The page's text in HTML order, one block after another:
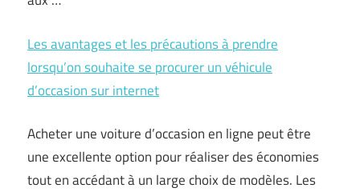
Les avantages et les précautions à prendre
lorsqu’on souhaite se procurer un véhicule
d’occasion sur internet
Acheter une voiture d’occasion en ligne peut être
une excellente option pour réaliser des économies
tout en accédant à un large choix de modèles. Les